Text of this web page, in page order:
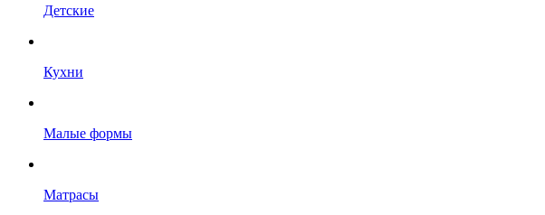
Детские
Кухни
Малые формы
Матрасы